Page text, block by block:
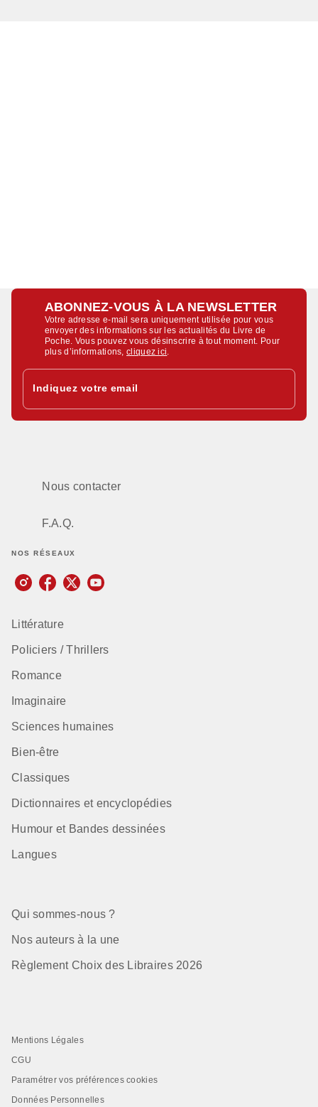
ABONNEZ-VOUS À LA NEWSLETTER
Votre adresse e-mail sera uniquement utilisée pour vous
envoyer des informations sur les actualités du Livre de
Poche. Vous pouvez vous désinscrire à tout moment. Pour
plus d’informations,cliquez ici
Indiquez votre email
Nous contacter
F.A.Q.
NOS RÉSEAUX
Littérature
Policiers / Thrillers
Romance
Imaginaire
Sciences humaines
Bien-être
Classiques
Dictionnaires et encyclopédies
Humour et Bandes dessinées
Langues
Qui sommes-nous ?
Nos auteurs à la une
Règlement Choix des Libraires 2026
Mentions Légales
CGU
Paramétrer vos préférences cookies
Données Personnelles